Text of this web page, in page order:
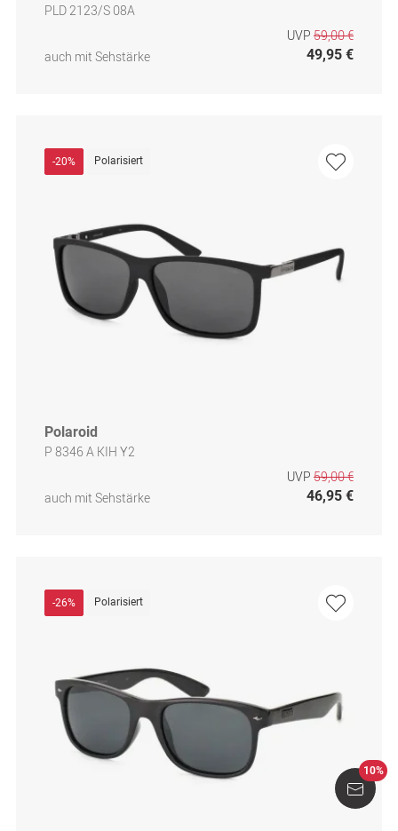
PLD 2123/S 08A
auch mit Sehstärke
UVP 59,00 €
49,95 €
-20% Polarisiert
Polaroid
P 8346 A KIH Y2
auch mit Sehstärke
UVP 59,00 €
46,95 €
-26% Polarisiert
10%